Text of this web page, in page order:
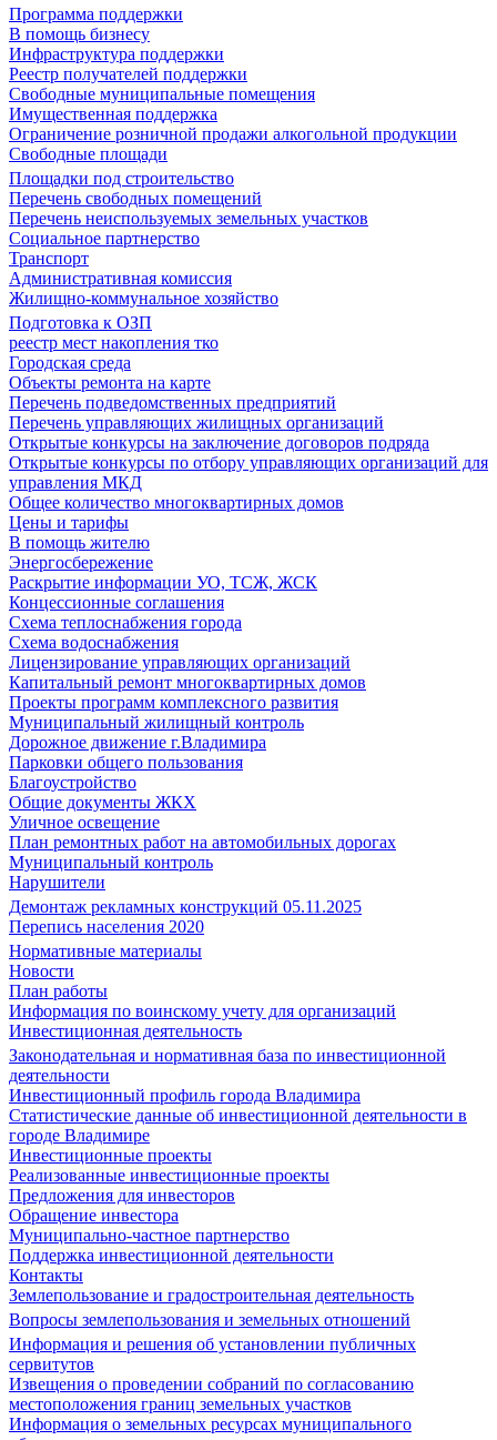
Программа поддержки
В помощь бизнесу
Инфраструктура поддержки
Реестр получателей поддержки
Свободные муниципальные помещения
Имущественная поддержка
Ограничение розничной продажи алкогольной продукции
Свободные площади
Площадки под строительство
Перечень свободных помещений
Перечень неиспользуемых земельных участков
Социальное партнерство
Транспорт
Административная комиссия
Жилищно-коммунальное хозяйство
Подготовка к ОЗП
реестр мест накопления тко
Городская среда
Объекты ремонта на карте
Перечень подведомственных предприятий
Перечень управляющих жилищных организаций
Открытые конкурсы на заключение договоров подряда
Открытые конкурсы по отбору управляющих организаций для
управления МКД
Общее количество многоквартирных домов
Цены и тарифы
В помощь жителю
Энергосбережение
Раскрытие информации УО, ТСЖ, ЖСК
Концессионные соглашения
Схема теплоснабжения города
Схема водоснабжения
Лицензирование управляющих организаций
Капитальный ремонт многоквартирных домов
Проекты программ комплексного развития
Муниципальный жилищный контроль
Дорожное движение г.Владимира
Парковки общего пользования
Благоустройство
Общие документы ЖКХ
Уличное освещение
План ремонтных работ на автомобильных дорогах
Муниципальный контроль
Нарушители
Демонтаж рекламных конструкций 05.11.2025
Перепись населения 2020
Нормативные материалы
Новости
План работы
Информация по воинскому учету для организаций
Инвестиционная деятельность
Законодательная и нормативная база по инвестиционной
деятельности
Инвестиционный профиль города Владимира
Статистические данные об инвестиционной деятельности в
городе Владимире
Инвестиционные проекты
Реализованные инвестиционные проекты
Предложения для инвесторов
Обращение инвестора
Муниципально-частное партнерство
Поддержка инвестиционной деятельности
Контакты
Землепользование и градостроительная деятельность
Вопросы землепользования и земельных отношений
Информация и решения об установлении публичных
сервитутов
Извещения о проведении собраний по согласованию
местоположения границ земельных участков
Информация о земельных ресурсах муниципального